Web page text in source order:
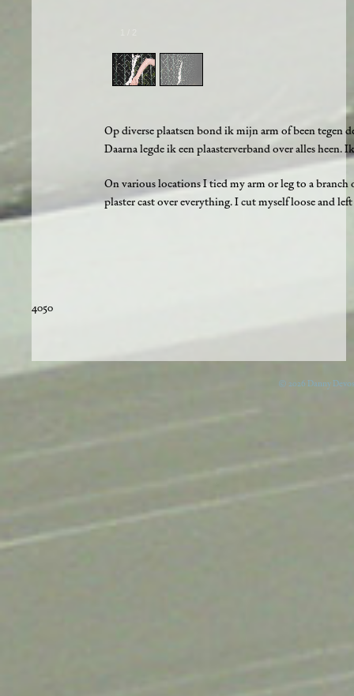
Op diverse plaatsen bond ik mijn arm of been tegen
Daarna legde ik een plaasterverband over alles heen.
On various locations I tied my arm or leg to a branch
plaster cast over everything. I cut myself loose and
4050
© 2026 Danny